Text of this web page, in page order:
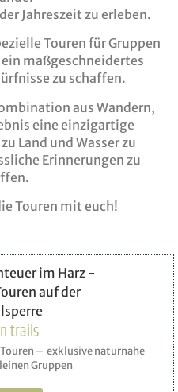
Jahreszeit zu erleben.
Touren für Gruppen
maßgeschneidertes
zu schaffen.
aus Wandern,
eine einzigartige
Land und Wasser zu
Erinnerungen zu
Touren mit euch!
trails
– exklusive naturnahe
Gruppen